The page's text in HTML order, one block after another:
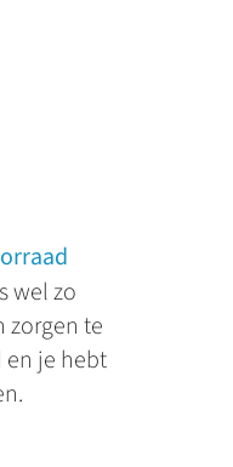
wel zo
zorgen te
en je hebt